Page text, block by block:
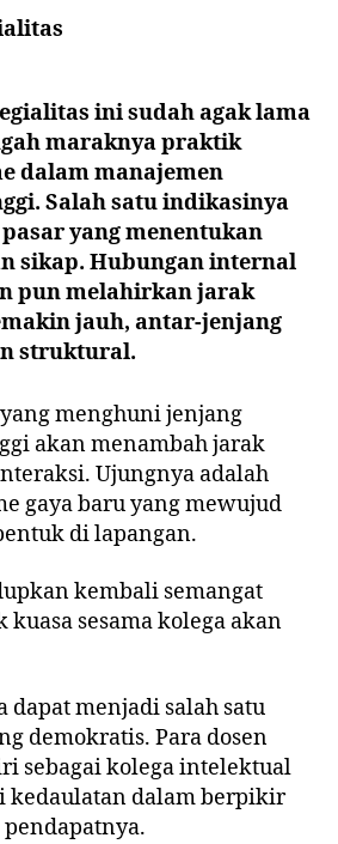
ini sudah agak lama
maraknya praktik
dalam manajemen
Salah satu indikasinya
yang menentukan
sikap. Hubungan internal
pun melahirkan jarak
jauh, antar-jenjang
struktural.
menghuni jenjang
akan menambah jarak
Ujungnya adalah
gaya baru yang mewujud
di lapangan.
kembali semangat
sesama kolega akan
dapat menjadi salah satu
demokratis. Para dosen
sebagai kolega intelektual
kedaulatan dalam berpikir